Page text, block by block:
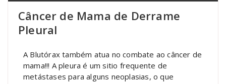
Câncer de Mama de Derrame
Pleural
A Blutórax também atua no combate ao câncer de
mama!!! A pleura é um sitio frequente de
metástases para alguns neoplasias, o que